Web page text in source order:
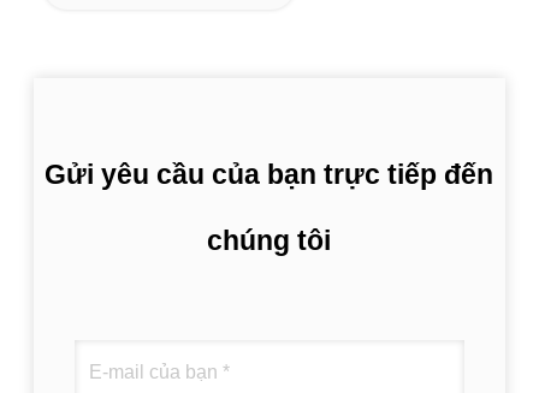
Gửi yêu cầu của bạn trực tiếp đến
chúng tôi